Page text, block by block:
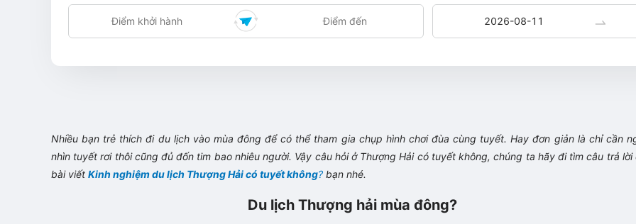
Nhiều bạn trẻ thích đi du lịch vào mùa đông để có thể tham gia chụp hình chơi đùa cùng tuyết. Hay đơn giản là chỉ cần
nhìn tuyết rơi thôi cũng đủ đốn tim bao nhiêu người. Vậy câu hỏi ở Thượng Hải có tuyết không, chúng ta hãy đi tìm câu trả lời
bài viết Kinh nghiệm du lịch Thượng Hải có tuyết không? bạn nhé.
Du lịch Thượng hải mùa đông?